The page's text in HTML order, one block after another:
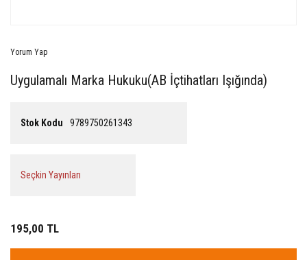
Yorum Yap
Uygulamalı Marka Hukuku(AB İçtihatları Işığında)
Stok Kodu 9789750261343
Seçkin Yayınları
195,00 TL